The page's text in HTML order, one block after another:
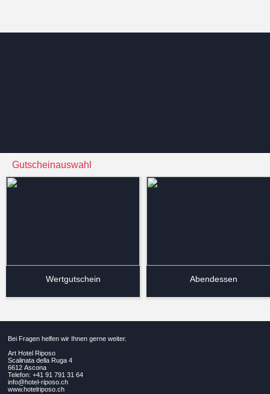
Gutscheinauswahl
Wertgutschein Abendessen
Bei Fragen helfen wir Ihnen gerne weiter.
Art Hotel Riposo
Scalinata della Ruga 4
6612 Ascona
Telefon: +41 91 791 31 64
info@hotel-riposo.ch
www.hotelriposo.ch